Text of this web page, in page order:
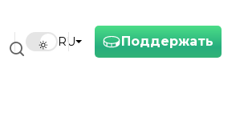
Поддержать
RU